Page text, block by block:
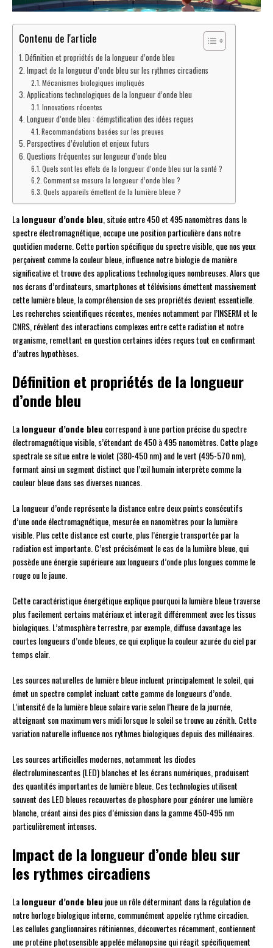
Contenu de l'article
Définition et propriétés de la longueur d’onde bleu
Impact de la longueur d’onde bleu sur les rythmes circadiens
Mécanismes biologiques impliqués
Applications technologiques de la longueur d’onde bleu
Innovations récentes
Longueur d’onde bleu : démystification des idées reçues
Recommandations basées sur les preuves
Perspectives d’évolution et enjeux futurs
Questions fréquentes sur longueur d’onde bleu
Quels sont les effets de la longueur d’onde bleu sur la santé ?
Comment se mesure la longueur d’onde bleu ?
Quels appareils émettent de la lumière bleue ?
Lalongueur d’onde bleu, située entre 450 et 495 nanomètres dans le
spectre électromagnétique, occupe une position particulière dans notre
quotidien moderne. Cette portion spécifique du spectre visible, que nos yeux
perçoivent comme la couleur bleue, influence notre biologie de manière
significative et trouve des applications technologiques nombreuses. Alors que
nos écrans d’ordinateurs, smartphones et télévisions émettent massivement
cette lumière bleue, la compréhension de ses propriétés devient essentielle.
Les recherches scientifiques récentes, menées notamment par l’INSERM et le
CNRS, révèlent des interactions complexes entre cette radiation et notre
organisme, remettant en question certaines idées reçues tout en confirmant
d’autres hypothèses.
Définition et propriétés de la longueur
d’onde bleu
Lalongueur d’onde bleu correspond à une portion précise du spectre
électromagnétique visible, s’étendant de 450 à 495 nanomètres. Cette plage
spectrale se situe entre le violet (380-450 nm) and le vert (495-570 nm),
formant ainsi un segment distinct que l’œil humain interprète comme la
couleur bleue dans ses diverses nuances.
La longueur d’onde représente la distance entre deux points consécutifs
d’une onde électromagnétique, mesurée en nanomètres pour la lumière
visible. Plus cette distance est courte, plus l’énergie transportée par la
radiation est importante. C’est précisément le cas de la lumière bleue, qui
possède une énergie supérieure aux longueurs d’onde plus longues comme le
rouge ou le jaune.
Cette caractéristique énergétique explique pourquoi la lumière bleue traverse
plus facilement certains matériaux et interagit différemment avec les tissus
biologiques. L’atmosphère terrestre, par exemple, diffuse davantage les
courtes longueurs d’onde bleues, ce qui explique la couleur azurée du ciel par
temps clair.
Les sources naturelles de lumière bleue incluent principalement le soleil, qui
émet un spectre complet incluant cette gamme de longueurs d’onde.
L’intensité de la lumière bleue solaire varie selon l’heure de la journée,
atteignant son maximum vers midi lorsque le soleil se trouve au zénith. Cette
variation naturelle influence nos rythmes biologiques depuis des millénaires.
Les sources artificielles modernes, notamment les diodes
électroluminescentes (LED) blanches et les écrans numériques, produisent
des quantités importantes de lumière bleue. Ces technologies utilisent
souvent des LED bleues recouvertes de phosphore pour générer une lumière
blanche, créant ainsi des pics d’émission dans la gamme 450-495 nm
particulièrement intenses.
Impact de la longueur d’onde bleu sur
les rythmes circadiens
Lalongueur d’onde bleu joue un rôle déterminant dans la régulation de
notre horloge biologique interne, communément appelée rythme circadien.
Les cellules ganglionnaires rétiniennes, découvertes récemment, contiennent
une protéine photosensible appelée mélanopsine qui réagit spécifiquement